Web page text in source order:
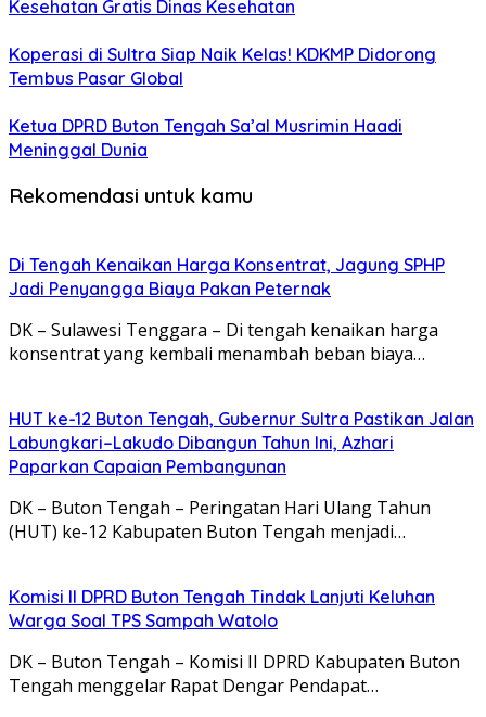
Kesehatan Gratis Dinas Kesehatan
Koperasi di Sultra Siap Naik Kelas! KDKMP Didorong
Tembus Pasar Global
Ketua DPRD Buton Tengah Sa’al Musrimin Haadi
Meninggal Dunia
Rekomendasi untuk kamu
Di Tengah Kenaikan Harga Konsentrat, Jagung SPHP
Jadi Penyangga Biaya Pakan Peternak
DK – Sulawesi Tenggara – Di tengah kenaikan harga
konsentrat yang kembali menambah beban biaya…
HUT ke-12 Buton Tengah, Gubernur Sultra Pastikan Jalan
Labungkari–Lakudo Dibangun Tahun Ini, Azhari
Paparkan Capaian Pembangunan
DK – Buton Tengah – Peringatan Hari Ulang Tahun
(HUT) ke-12 Kabupaten Buton Tengah menjadi…
Komisi II DPRD Buton Tengah Tindak Lanjuti Keluhan
Warga Soal TPS Sampah Watolo
DK – Buton Tengah – Komisi II DPRD Kabupaten Buton
Tengah menggelar Rapat Dengar Pendapat…